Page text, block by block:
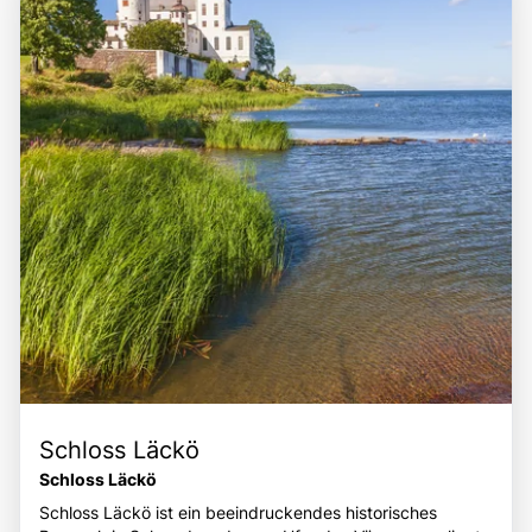
Schloss Läckö
Schloss Läckö
Schloss Läckö ist ein beeindruckendes historisches